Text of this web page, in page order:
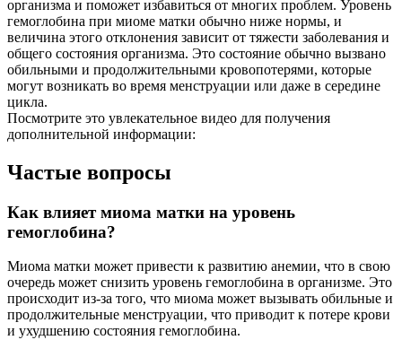
организма и поможет избавиться от многих проблем. Уровень
гемоглобина при миоме матки обычно ниже нормы, и
величина этого отклонения зависит от тяжести заболевания и
общего состояния организма. Это состояние обычно вызвано
обильными и продолжительными кровопотерями, которые
могут возникать во время менструации или даже в середине
цикла.
Посмотрите это увлекательное видео для получения
дополнительной информации:
Частые вопросы
Как влияет миома матки на уровень
гемоглобина?
Миома матки может привести к развитию анемии, что в свою
очередь может снизить уровень гемоглобина в организме. Это
происходит из-за того, что миома может вызывать обильные и
продолжительные менструации, что приводит к потере крови
и ухудшению состояния гемоглобина.